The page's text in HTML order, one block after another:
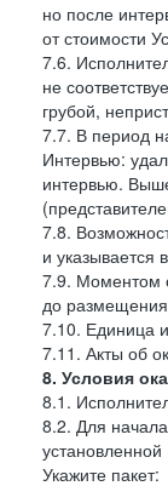
но после
от стоимости
7.6.
не
грубой,
7.7. В период
Интервью:
интервью.
7.8.
и указывается
7.9. Моментом
до
7.10. Единица
7.11. Акты об
8. Условия
8.1.
8.2. Для
Укажите пакет: